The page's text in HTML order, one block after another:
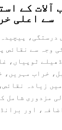
آلات کے
سے اعلی
درستگی،
وجہ سے نقائص
ٹوپیاں،
خراب مہریں،
زیادہ
مزدوری شامل
اضافہ، اور